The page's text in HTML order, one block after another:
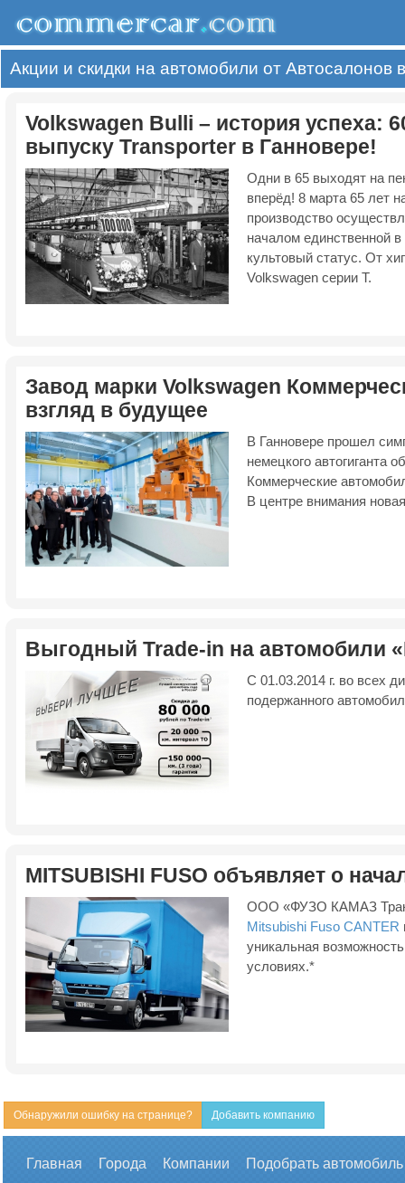
Акции и скидки на автомобили от Автосалонов
Volkswagen Bulli – история успеха:
выпуску Transporter в Ганновере!
Одни в 65 выходят на
вперёд! 8 марта 65 лет
производство
началом единственной
культовый статус. От
Volkswagen серии Т.
Завод марки Volkswagen
взгляд в будущее
В Ганновере прошел
немецкого автогиганта
Коммерческие
В центре внимания
Выгодный Trade-in на автомобили
С 01.03.2014 г. во всех
подержанного
MITSUBISHI FUSO объявляет о
ООО «ФУЗО КАМАЗ Тракс
Mitsubishi Fuso CANTER
уникальная
условиях.*
Обнаружили ошибку на странице? Добавить компанию
Главная Города Компании Подобрать